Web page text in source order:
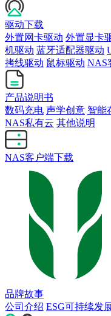
驱动下载
外置网卡驱动 外置显卡
机驱动 蓝牙适配器驱动
拷线驱动 鼠标驱动 NAS
产品说明书
数码充电 声学创意 智能
NAS私有云 其他说明
NAS客户端下载
品牌故事
公司介绍 ESG可持续发